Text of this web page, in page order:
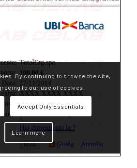
By continuing to browse the site,
to our use of cookies.
Accept Only Essentials
Learn more